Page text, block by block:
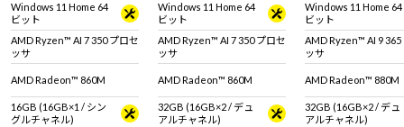
リエイティブにもおすすめ
なモデル！
Windows 11 Home 64
ビット
AMD Ryzen™ AI 7 350 プロセ
ッサ
AMD Radeon™ 860M
16GB (16GB×1 / シン
グルチャネル)
ゲーマーにもおすすめの15.3
型ノートパソコン！
Windows 11 Home 64
ビット
AMD Ryzen™ AI 7 350 プロセ
ッサ
AMD Radeon™ 860M
32GB (16GB×2 / デュ
アルチャネル)
載モバイルノートPC
Windows 11 Home 64
ビット
AMD Ryzen™ AI 9 365
ッサ
AMD Radeon™ 880M
32GB (16GB×2 / デュ
アルチャネル)